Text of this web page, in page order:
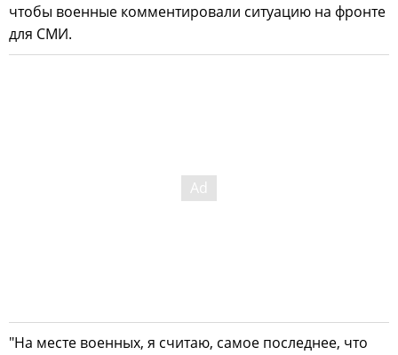
чтобы военные комментировали ситуацию на фронте
для СМИ.
"На месте военных, я считаю, самое последнее, что